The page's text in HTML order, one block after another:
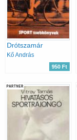
Drótszamár
Kő András
950 Ft
PARTNER